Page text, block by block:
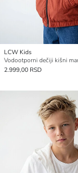
LCW Kids
2.999,00 RSD